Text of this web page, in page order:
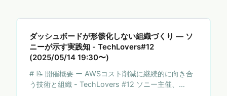
ダッシュボードが形骸化しない組織づくり ― ソ
ニーが示す実践知 - TechLovers#12
(2025/05/14 19:30〜)
# 📝 開催概要 ー AWSコスト削減に継続的に向き合
う技術と組織 - TechLovers #12 ソニー主催、